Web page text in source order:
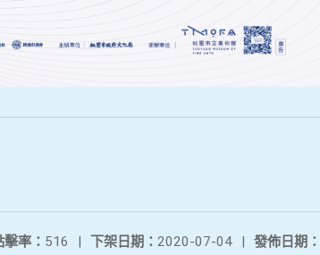
發佈日期：
下架日期： 2020-07-04 |
擊率： 516 |